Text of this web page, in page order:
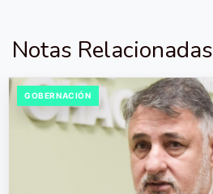
Notas Relacionadas
GOBERNACIÓN